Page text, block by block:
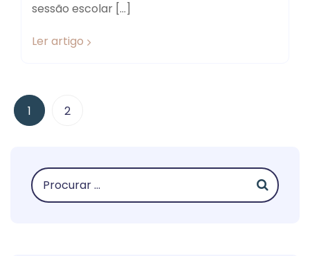
sessão escolar […]
Ler artigo
1 2